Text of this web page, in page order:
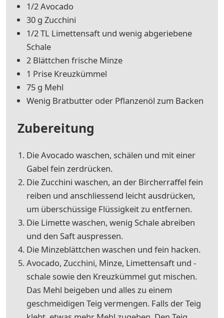
1/2 Avocado
30 g Zucchini
1/2 TL Limettensaft und wenig abgeriebene
Schale
2 Blättchen frische Minze
1 Prise Kreuzkümmel
75 g Mehl
Wenig Bratbutter oder Pflanzenöl zum Backen
Zubereitung
Die Avocado waschen, schälen und mit einer
Gabel fein zerdrücken.
Die Zucchini waschen, an der Bircherraffel fein
reiben und anschliessend leicht ausdrücken,
um überschüssige Flüssigkeit zu entfernen.
Die Limette waschen, wenig Schale abreiben
und den Saft auspressen.
Die Minzeblättchen waschen und fein hacken.
Avocado, Zucchini, Minze, Limettensaft und -
schale sowie den Kreuzkümmel gut mischen.
Das Mehl beigeben und alles zu einem
geschmeidigen Teig vermengen. Falls der Teig